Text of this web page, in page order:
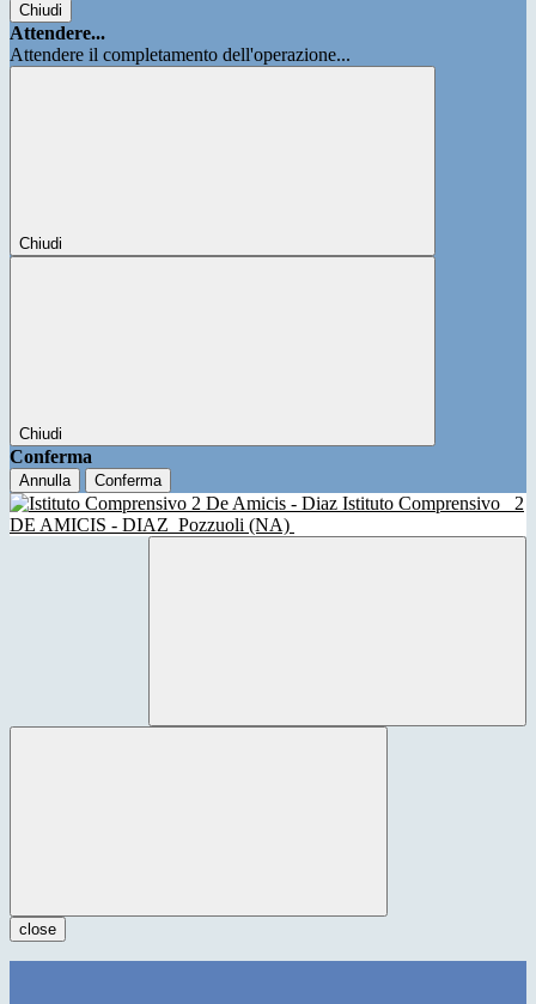
Chiudi
Attendere...
Attendere il completamento dell'operazione...
Chiudi
Chiudi
Conferma
Annulla Conferma
Istituto Comprensivo
2
DE AMICIS - DIAZ Pozzuoli (NA)
close